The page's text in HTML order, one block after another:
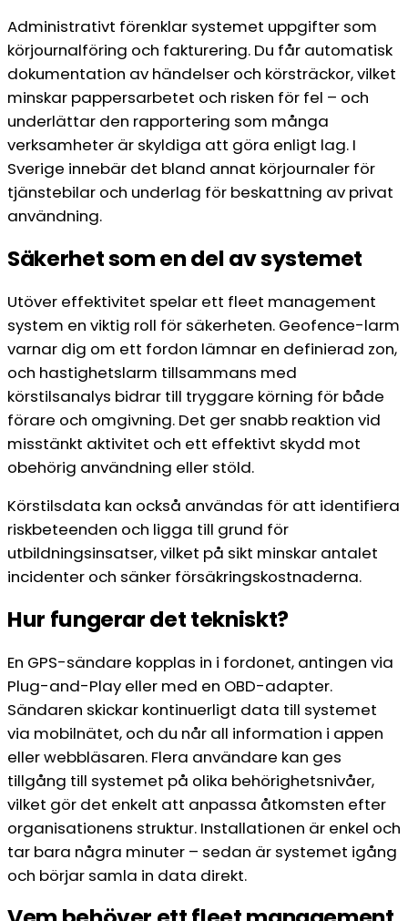
Administrativt förenklar systemet uppgifter som
körjournalföring och fakturering. Du får automatisk
dokumentation av händelser och körsträckor, vilket
minskar pappersarbetet och risken för fel – och
underlättar den rapportering som många
verksamheter är skyldiga att göra enligt lag. I
Sverige innebär det bland annat körjournaler för
tjänstebilar och underlag för beskattning av privat
användning.
Säkerhet som en del av systemet
Utöver effektivitet spelar ett fleet management
system en viktig roll för säkerheten. Geofence-larm
varnar dig om ett fordon lämnar en definierad zon,
och hastighetslarm tillsammans med
körstilsanalys bidrar till tryggare körning för både
förare och omgivning. Det ger snabb reaktion vid
misstänkt aktivitet och ett effektivt skydd mot
obehörig användning eller stöld.
Körstilsdata kan också användas för att identifiera
riskbeteenden och ligga till grund för
utbildningsinsatser, vilket på sikt minskar antalet
incidenter och sänker försäkringskostnaderna.
Hur fungerar det tekniskt?
En GPS-sändare kopplas in i fordonet, antingen via
Plug-and-Play eller med en OBD-adapter.
Sändaren skickar kontinuerligt data till systemet
via mobilnätet, och du når all information i appen
eller webbläsaren. Flera användare kan ges
tillgång till systemet på olika behörighetsnivåer,
vilket gör det enkelt att anpassa åtkomsten efter
organisationens struktur. Installationen är enkel och
tar bara några minuter – sedan är systemet igång
och börjar samla in data direkt.